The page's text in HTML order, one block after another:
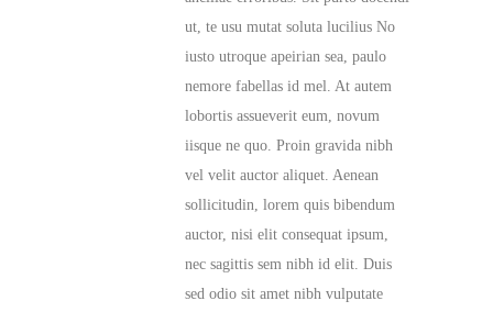
ut, te usu mutat soluta lucilius No
iusto utroque apeirian sea, paulo
nemore fabellas id mel. At autem
lobortis assueverit eum, novum
iisque ne quo. Proin gravida nibh
vel velit auctor aliquet. Aenean
sollicitudin, lorem quis bibendum
auctor, nisi elit consequat ipsum,
nec sagittis sem nibh id elit. Duis
sed odio sit amet nibh vulputate